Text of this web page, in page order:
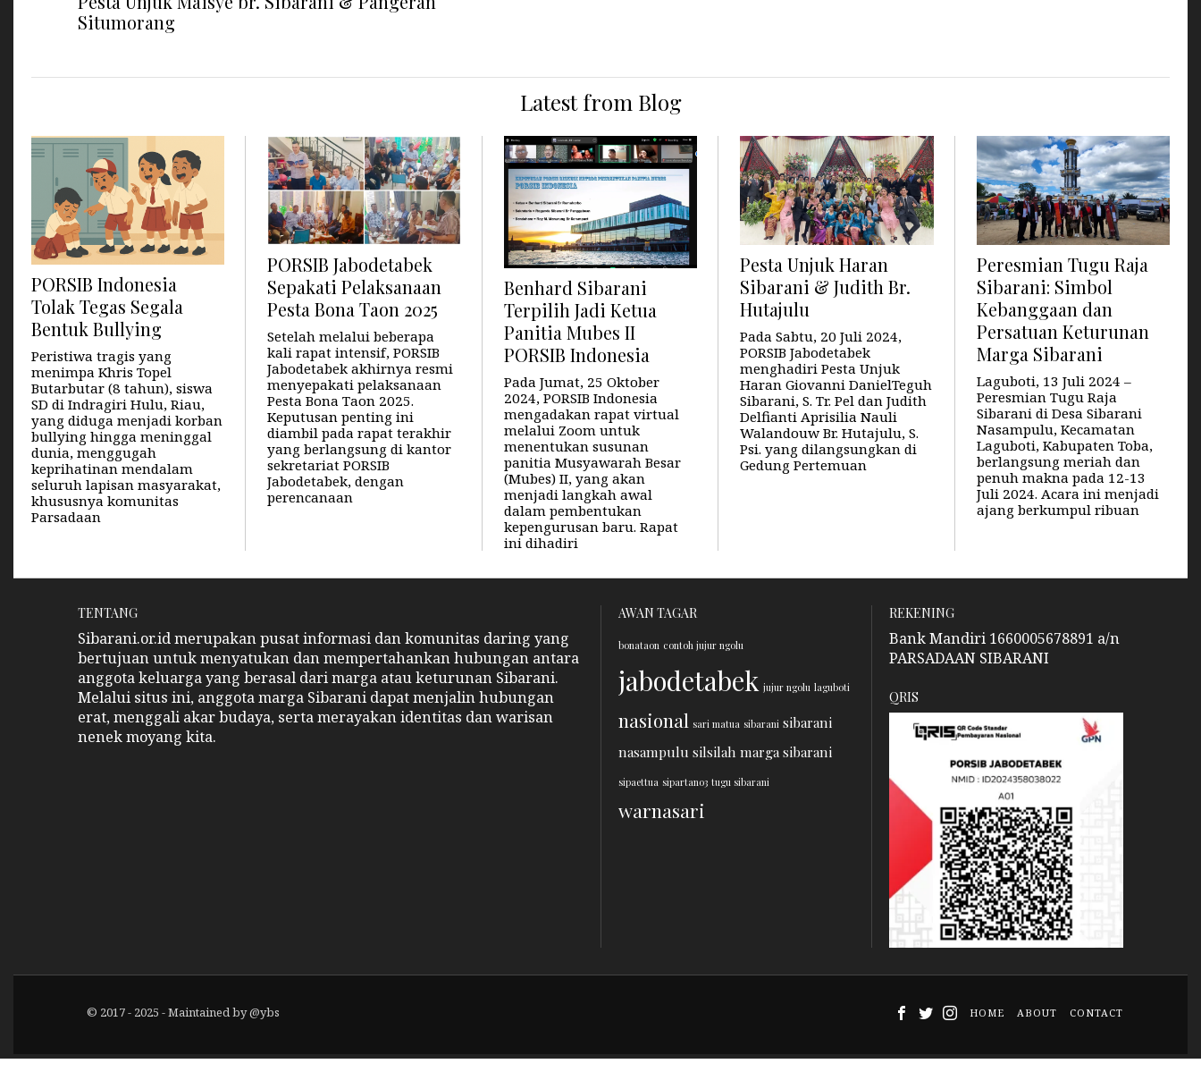
Situmorang
Latest from Blog
PORSIB Indonesia
Tolak Tegas Segala
Bentuk Bullying
Peristiwa tragis yang
menimpa Khris Topel
Butarbutar (8 tahun), siswa
SD di Indragiri Hulu, Riau,
yang diduga menjadi korban
bullying hingga meninggal
dunia, menggugah
keprihatinan mendalam
seluruh lapisan masyarakat,
khususnya komunitas
Parsadaan
PORSIB Jabodetabek
Sepakati Pelaksanaan
Pesta Bona Taon 2025
Setelah melalui beberapa
kali rapat intensif, PORSIB
Jabodetabek akhirnya resmi
menyepakati pelaksanaan
Pesta Bona Taon 2025.
Keputusan penting ini
diambil pada rapat terakhir
yang berlangsung di kantor
sekretariat PORSIB
Jabodetabek, dengan
perencanaan
Benhard Sibarani
Terpilih Jadi Ketua
Panitia Mubes II
PORSIB Indonesia
Pada Jumat, 25 Oktober
2024, PORSIB Indonesia
mengadakan rapat virtual
melalui Zoom untuk
menentukan susunan
panitia Musyawarah Besar
(Mubes) II, yang akan
menjadi langkah awal
dalam pembentukan
kepengurusan baru. Rapat
ini dihadiri
Pesta Unjuk Haran
Sibarani & Judith Br.
Hutajulu
Pada Sabtu, 20 Juli 2024,
PORSIB Jabodetabek
menghadiri Pesta Unjuk
Haran Giovanni DanielTeguh
Sibarani, S. Tr. Pel dan Judith
Delfianti Aprisilia Nauli
Walandouw Br. Hutajulu, S.
Psi. yang dilangsungkan di
Gedung Pertemuan
Peresmian Tugu Raja
Sibarani: Simbol
Kebanggaan dan
Persatuan Keturunan
Marga Sibarani
Laguboti, 13 Juli 2024 –
Peresmian Tugu Raja
Sibarani di Desa Sibarani
Nasampulu, Kecamatan
Laguboti, Kabupaten Toba,
berlangsung meriah dan
penuh makna pada 12-13
Juli 2024. Acara ini menjadi
ajang berkumpul ribuan
TENTANG
Sibarani.or.id merupakan pusat informasi dan komunitas daring yang
bertujuan untuk menyatukan dan mempertahankan hubungan antara
anggota keluarga yang berasal dari marga atau keturunan Sibarani.
Melalui situs ini, anggota marga Sibarani dapat menjalin hubungan
erat, menggali akar budaya, serta merayakan identitas dan warisan
nenek moyang kita.
AWAN TAGAR
bonataon contoh jujur ngolu
jabodetabek jujur ngolu laguboti
nasional sari matua sibarani sibarani
nasampulu silsilah marga sibarani
sipaettua sipartano3 tugu sibarani
warnasari
REKENING
Bank Mandiri 1660005678891 a/n
PARSADAAN SIBARANI
QRIS
© 2017 - 2025 - Maintained by@ybs HOME ABOUT CONTACT